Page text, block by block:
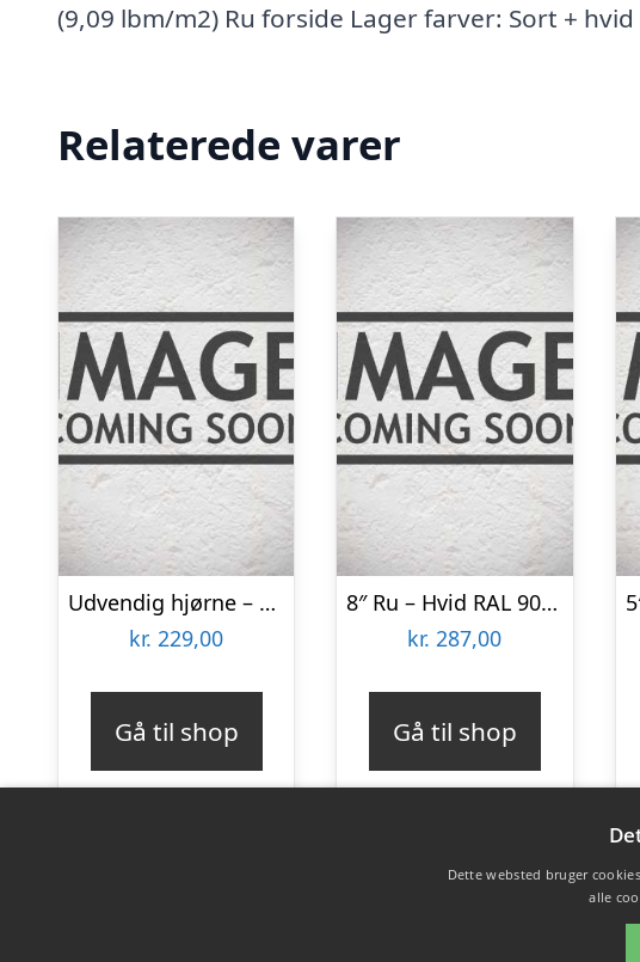
(9,09 lbm/m2) Ru forside Lager farver: Sort +
Relaterede varer
Udvendig hjørne – Ubehandlet 94×94
kr. 229,00
Gå til shop
8″ Ru – Hvid RAL 9010 22×200 Færdigmalet Træbeklædning
kr. 287,00
Gå til shop
Dette websted bruger
alle